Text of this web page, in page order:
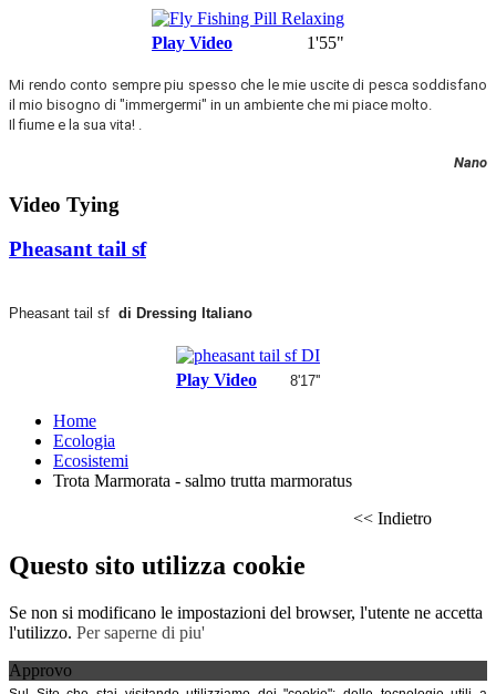
Play Video 1'55"
Mi rendo conto sempre piu spesso che le mie uscite di pesca soddisfano
il mio bisogno di "immergermi" in un ambiente che mi piace molto.
Il fiume e la sua vita!
Nano
Video Tying
Pheasant tail sf
Pheasant tail sf di Dressing Italiano
Play Video 8'17''
Home
Ecologia
Ecosistemi
Trota Marmorata - salmo trutta marmoratus
<< Indietro
Questo sito utilizza cookie
Se non si modificano le impostazioni del browser, l'utente ne accetta
l'utilizzo. Per saperne di piu'
Approvo